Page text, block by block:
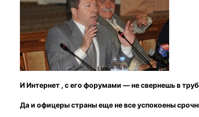
И Интернет , с его форумами — не свернешь в
Да и офицеры страны еще не все успокоены